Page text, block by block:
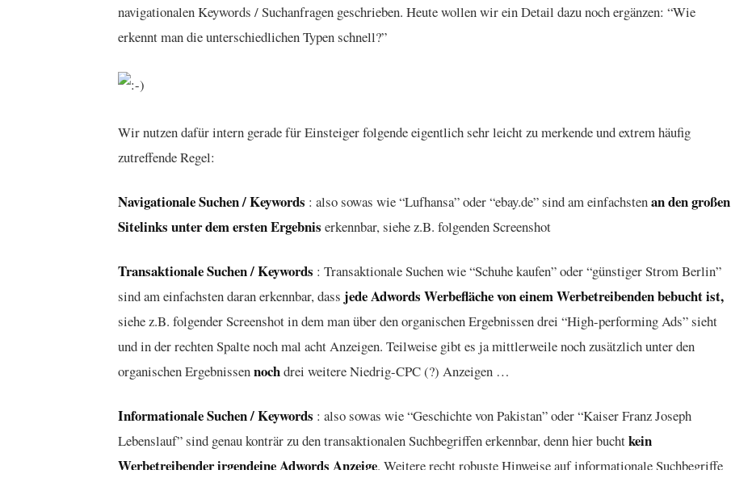
navigationalen Keywords / Suchanfragen geschrieben. Heute wollen wir ein Detail dazu noch ergänzen: “Wie
erkennt man die unterschiedlichen Typen schnell?”
Wir nutzen dafür intern gerade für Einsteiger folgende eigentlich sehr leicht zu merkende und extrem häufig
zutreffende Regel:
Navigationale Suchen / Keywords : also sowas wie “Lufhansa” oder “ebay.de” sind am einfachstenan den großen
Sitelinks unter dem ersten Ergebnis erkennbar, siehe z.B. folgenden Screenshot
Transaktionale Suchen / Keywords : Transaktionale Suchen wie “Schuhe kaufen” oder “günstiger Strom Berlin”
sind am einfachsten daran erkennbar, dass jede Adwords Werbefläche von einem Werbetreibenden bebucht ist,
siehe z.B. folgender Screenshot in dem man über den organischen Ergebnissen drei “High-performing Ads” sieht
und in der rechten Spalte noch mal acht Anzeigen. Teilweise gibt es ja mittlerweile noch zusätzlich unter den
organischen Ergebnissennochdrei weitere Niedrig-CPC (?) Anzeigen …
Informationale Suchen / Keywords : also sowas wie “Geschichte von Pakistan” oder “Kaiser Franz Joseph
Lebenslauf” sind genau konträr zu den transaktionalen Suchbegriffen erkennbar, denn hier buchtkein
Werbetreibender irgendeine Adwords Anzeige. Weitere recht robuste Hinweise auf informationale Suchbegriffe